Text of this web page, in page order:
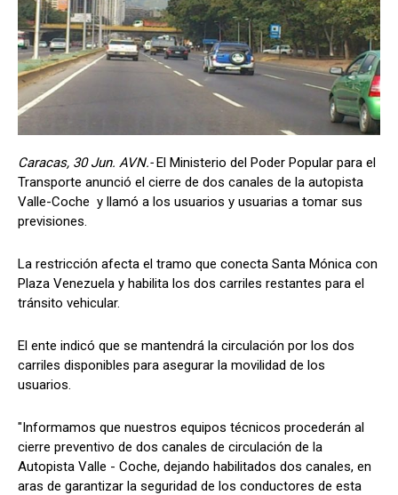
Caracas, 30 Jun. AVN.-El Ministerio del Poder Popular para el
Transporte anunció el cierre de dos canales de la autopista
Valle-Coche y llamó a los usuarios y usuarias a tomar sus
previsiones.
La restricción afecta el tramo que conecta Santa Mónica con
Plaza Venezuela y habilita los dos carriles restantes para el
tránsito vehicular.
El ente indicó que se mantendrá la circulación por los dos
carriles disponibles para asegurar la movilidad de los
usuarios.
"Informamos que nuestros equipos técnicos procederán al
cierre preventivo de dos canales de circulación de la
Autopista Valle - Coche, dejando habilitados dos canales, en
aras de garantizar la seguridad de los conductores de esta